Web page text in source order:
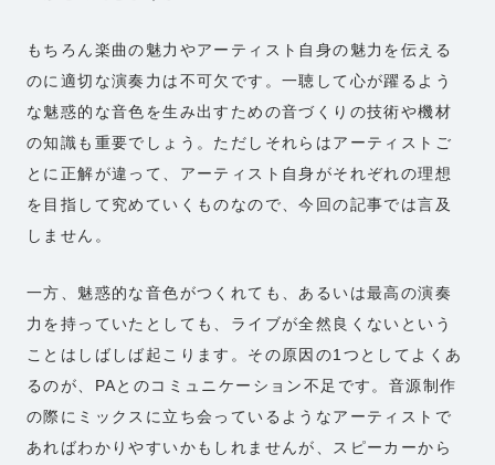
もちろん楽曲の魅力やアーティスト自身の魅力を伝える
のに適切な演奏力は不可欠です。一聴して心が躍るよう
な魅惑的な音色を生み出すための音づくりの技術や機材
の知識も重要でしょう。ただしそれらはアーティストご
とに正解が違って、アーティスト自身がそれぞれの理想
を目指して究めていくものなので、今回の記事では言及
しません。
一方、魅惑的な音色がつくれても、あるいは最高の演奏
力を持っていたとしても、ライブが全然良くないという
ことはしばしば起こります。その原因の1つとしてよくあ
るのが、PAとのコミュニケーション不足です。音源制作
の際にミックスに立ち会っているようなアーティストで
あればわかりやすいかもしれませんが、スピーカーから